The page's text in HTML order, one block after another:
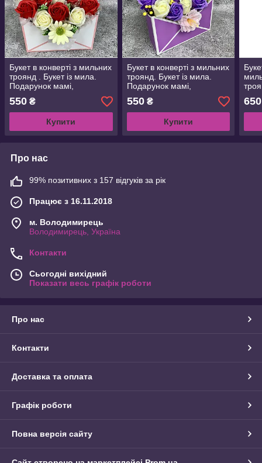
Букет в конверті з мильних
троянд . Букет із мила.
Подарунок мамі,
вчительці, подрузі, дружині
550 ₴
Купити
Букет в конверті з мильних
троянд. Букет із мила.
Подарунок мамі,
вчительці, подрузі, дружині
550₴
Купити
650
Про нас
99% позитивних з 157 відгуків за рік
Працює з 16.11.2018
м. Володимирець
Володимирець, Україна
Контакти
Сьогодні вихідний
Показати весь графік роботи
Про нас
Контакти
Доставка та оплата
Графік роботи
Повна версія сайту